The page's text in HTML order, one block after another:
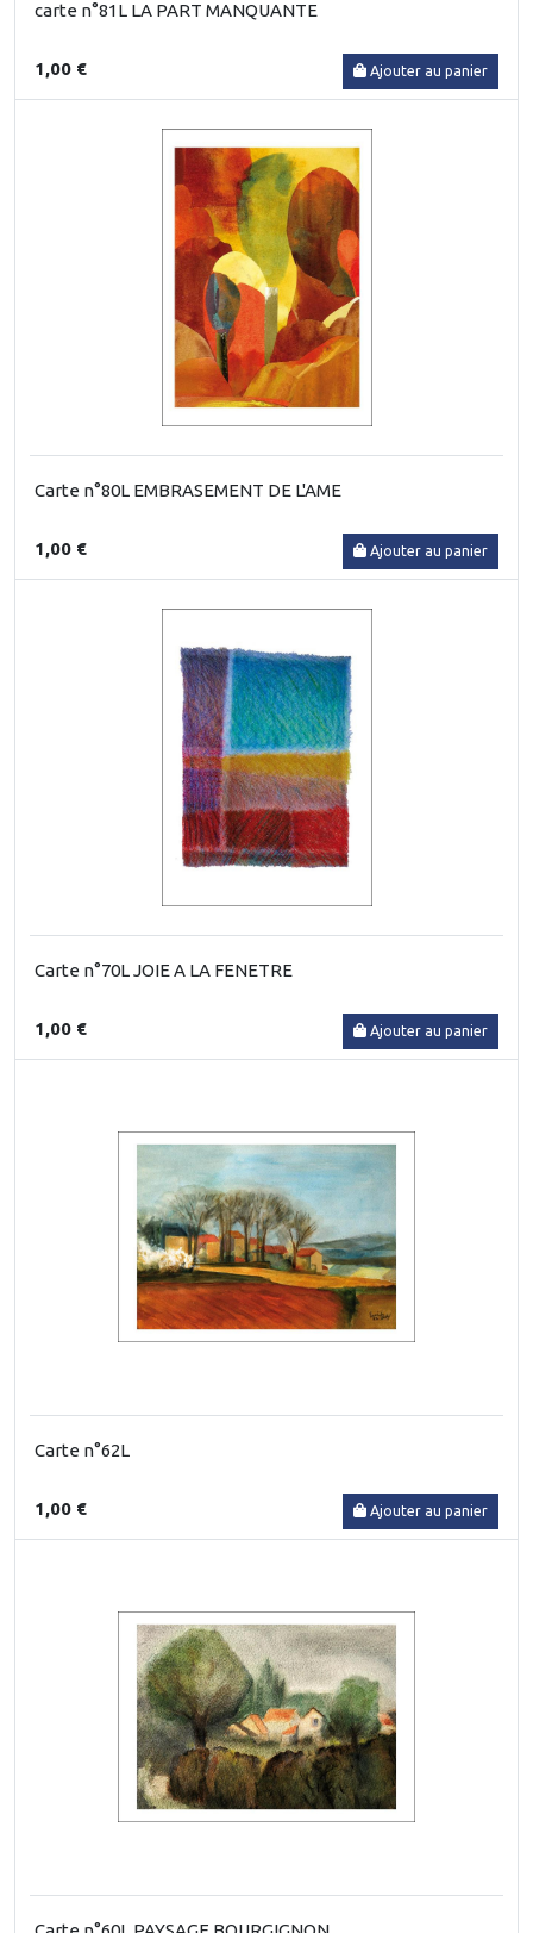
carte n°81L LA PART MANQUANTE
1,00 € Ajouter au panier
Carte n°80L EMBRASEMENT DE L'AME
1,00 € Ajouter au panier
Carte n°70L JOIE A LA FENETRE
1,00 € Ajouter au panier
Carte n°62L
1,00 € Ajouter au panier